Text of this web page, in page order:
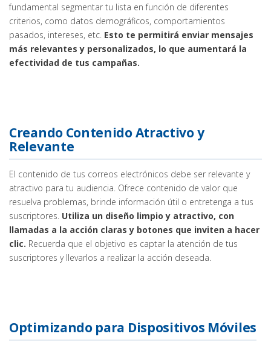
fundamental segmentar tu lista en función de diferentes
criterios, como datos demográficos, comportamientos
pasados, intereses, etc. Esto te permitirá enviar mensajes
más relevantes y personalizados, lo que aumentará la
efectividad de tus campañas.
Creando Contenido Atractivo y
Relevante
El contenido de tus correos electrónicos debe ser relevante y
atractivo para tu audiencia. Ofrece contenido de valor que
resuelva problemas, brinde información útil o entretenga a tus
suscriptores. Utiliza un diseño limpio y atractivo, con
llamadas a la acción claras y botones que inviten a hacer
clic. Recuerda que el objetivo es captar la atención de tus
suscriptores y llevarlos a realizar la acción deseada.
Optimizando para Dispositivos Móviles